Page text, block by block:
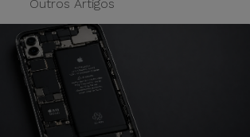
Outros Artigos